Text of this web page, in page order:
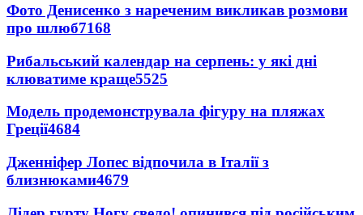
Фото Денисенко з нареченим викликав розмови
про шлюб7168
Рибальський календар на серпень: у які дні
клюватиме краще5525
Модель продемонструвала фігуру на пляжах
Греції4684
Дженніфер Лопес відпочила в Італії з
близнюками4679